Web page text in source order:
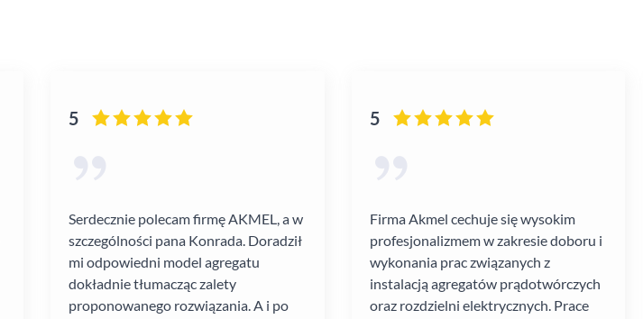
5
Serdecznie polecam firmę AKMEL, a w
szczególności pana Konrada. Doradził
mi odpowiedni model agregatu
dokładnie tłumacząc zalety
proponowanego rozwiązania. A i po
5
Firma Akmel cechuje się wysokim
profesjonalizmem w zakresie doboru i
wykonania prac związanych z
instalacją agregatów prądotwórczych
oraz rozdzielni elektrycznych. Prace